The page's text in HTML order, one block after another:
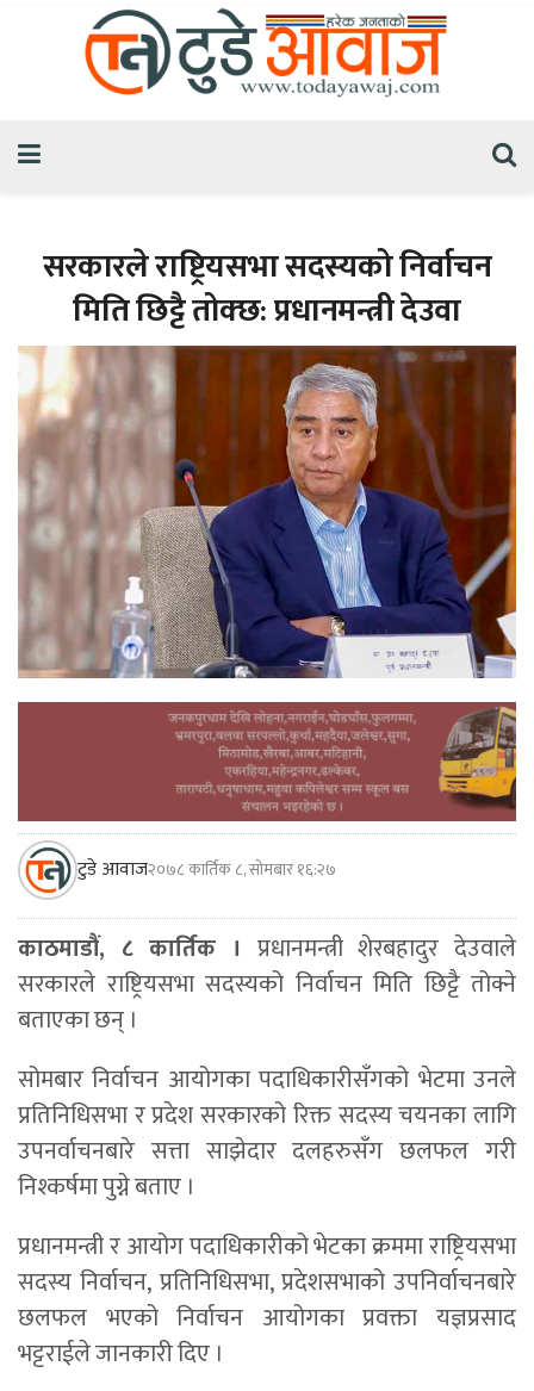
सरकारले राष्ट्रियसभा सदस्यको निर्वाचन
मिति छिट्टै तोक्छ: प्रधानमन्त्री देउवा
टुडे आवाज२०७८ कार्तिक ८, सोमबार १६:२७
काठमाडौं, ८ कार्तिक । प्रधानमन्त्री शेरबहादुर देउवाले
सरकारले राष्ट्रियसभा सदस्यको निर्वाचन मिति छिट्टै तोक्ने
बताएका छन् ।
सोमबार निर्वाचन आयोगका पदाधिकारीसँगको भेटमा उनले
प्रतिनिधिसभा र प्रदेश सरकारको रिक्त सदस्य चयनका लागि
उपनर्वाचनबारे सत्ता साझेदार दलहरुसँग छलफल गरी
निश्कर्षमा पुग्ने बताए ।
प्रधानमन्त्री र आयोग पदाधिकारीको भेटका क्रममा राष्ट्रियसभा
सदस्य निर्वाचन, प्रतिनिधिसभा, प्रदेशसभाको उपनिर्वाचनबारे
छलफल भएको निर्वाचन आयोगका प्रवक्ता यज्ञप्रसाद
भट्टराईले जानकारी दिए ।